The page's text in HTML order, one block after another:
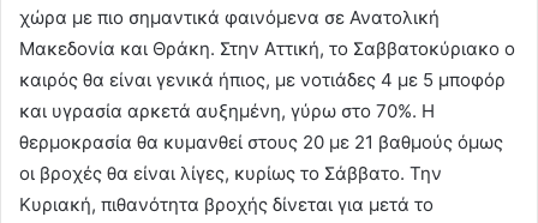
χώρα με πιο σημαντικά φαινόμενα σε Ανατολική
Μακεδονία και Θράκη. Στην Αττική, το Σαββατοκύριακο ο
καιρός θα είναι γενικά ήπιος, με νοτιάδες 4 με 5 μποφόρ
και υγρασία αρκετά αυξημένη, γύρω στο 70%. Η
θερμοκρασία θα κυμανθεί στους 20 με 21 βαθμούς όμως
οι βροχές θα είναι λίγες, κυρίως το Σάββατο. Την
Κυριακή, πιθανότητα βροχής δίνεται για μετά το